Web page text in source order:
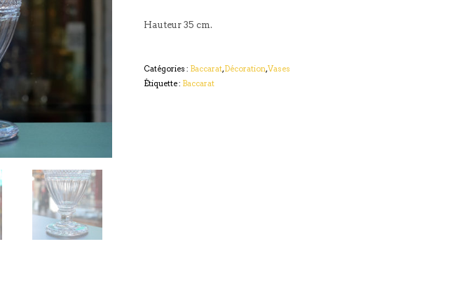
Hauteur 35 cm.
Catégories : Baccarat,Décoration,Vases
Étiquette : Baccarat